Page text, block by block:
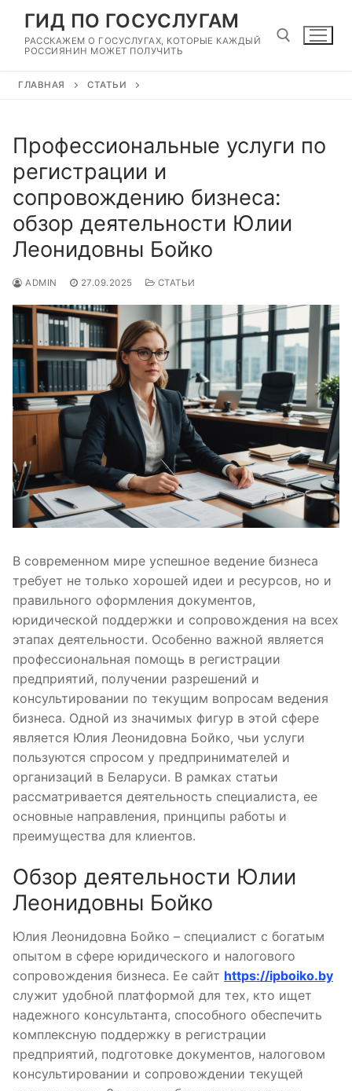
Перейти
содержимому
ГИД ПО ГОСУСЛУГАМ
РАССКАЖЕМ О ГОСУСЛУГАХ, КОТОРЫЕ КАЖДЫЙ
РОССИЯНИН МОЖЕТ ПОЛУЧИТЬ
ГЛАВНАЯ СТАТЬИ
Профессиональные услуги по
регистрации и
сопровождению бизнеса:
обзор деятельности Юлии
Леонидовны Бойко
ADMIN 27.09.2025 СТАТЬИ
В современном мире успешное ведение бизнеса
требует не только хорошей идеи и ресурсов, но и
правильного оформления документов,
юридической поддержки и сопровождения на всех
этапах деятельности. Особенно важной является
профессиональная помощь в регистрации
предприятий, получении разрешений и
консультировании по текущим вопросам ведения
бизнеса. Одной из значимых фигур в этой сфере
является Юлия Леонидовна Бойко, чьи услуги
пользуются спросом у предпринимателей и
организаций в Беларуси. В рамках статьи
рассматривается деятельность специалиста, ее
основные направления, принципы работы и
преимущества для клиентов.
Обзор деятельности Юлии
Леонидовны Бойко
Юлия Леонидовна Бойко – специалист с богатым
опытом в сфере юридического и налогового
сопровождения бизнеса. Ее сайт https://ipboiko.by
служит удобной платформой для тех, кто ищет
надежного консультанта, способного обеспечить
комплексную поддержку в регистрации
предприятий, подготовке документов, налоговом
консультировании и сопровождении текущей